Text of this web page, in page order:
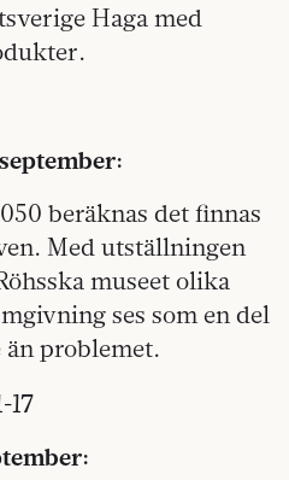
Haga med
beräknas det finnas
Med utställningen
museet olika
ses som en del
än problemet.
17